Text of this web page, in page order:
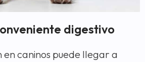
digestivo
en caninos puede llegar a